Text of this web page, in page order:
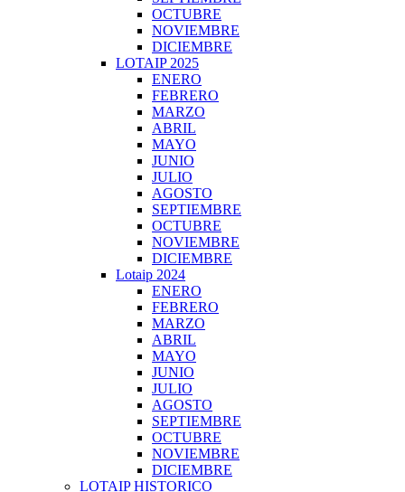
OCTUBRE
NOVIEMBRE
DICIEMBRE
LOTAIP 2025
ENERO
FEBRERO
MARZO
ABRIL
MAYO
JUNIO
JULIO
AGOSTO
SEPTIEMBRE
OCTUBRE
NOVIEMBRE
DICIEMBRE
Lotaip 2024
ENERO
FEBRERO
MARZO
ABRIL
MAYO
JUNIO
JULIO
AGOSTO
SEPTIEMBRE
OCTUBRE
NOVIEMBRE
DICIEMBRE
LOTAIP HISTORICO